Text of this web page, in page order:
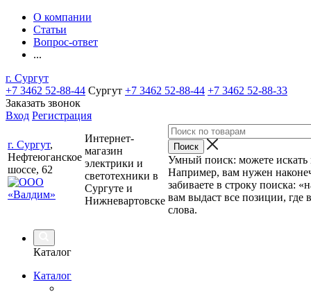
О компании
Статьи
Вопрос-ответ
...
г. Сургут
+7 3462 52-88-44 Сургут +7 3462 52-88-44 +7 3462 52-88-33
Заказать звонок
Вход Регистрация
г. Сургут,
Нефтеюганское
шоссе, 62
Интернет-
магазин
электрики и
светотехники в
Сургуте и
Нижневартовске
Умный поиск: можете искать
Например, вам нужен
забиваете в строку поиска:
вам выдаст все позиции, где
слова.
Каталог
Каталог